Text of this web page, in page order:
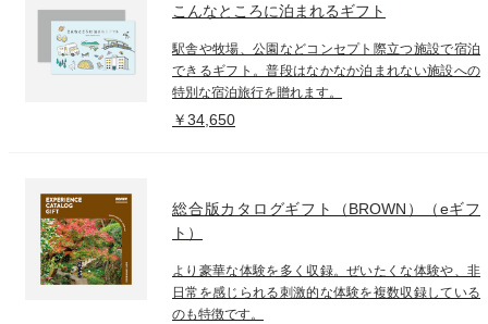
こんなところに泊まれるギフト
駅舎や牧場、公園などコンセプト際立つ施設で宿泊
できるギフト。普段はなかなか泊まれない施設への
特別な宿泊旅行を贈れます。
￥34,650
総合版カタログギフト（BROWN）（eギフ
ト）
より豪華な体験を多く収録。ぜいたくな体験や、非
日常を感じられる刺激的な体験を複数収録している
のも特徴です。